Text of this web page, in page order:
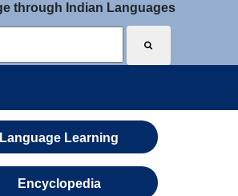
through Indian Languages
Language Learning
Encyclopedia